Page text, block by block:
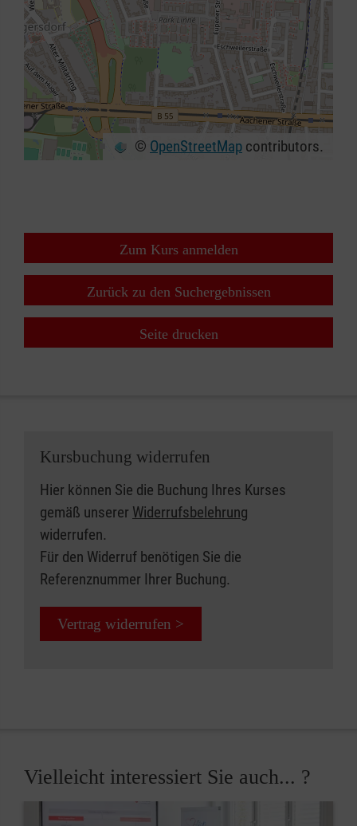
© OpenStreetMap contributors.
Zum Kurs anmelden
Zurück zu den Suchergebnissen
Seite drucken
Kursbuchung widerrufen
Hier können Sie die Buchung Ihres Kurses
gemäß unserer Widerrufsbelehrung
widerrufen.
Für den Widerruf benötigen Sie die
Referenznummer Ihrer Buchung.
Vertrag widerrufen >
Vielleicht interessiert Sie auch... ?